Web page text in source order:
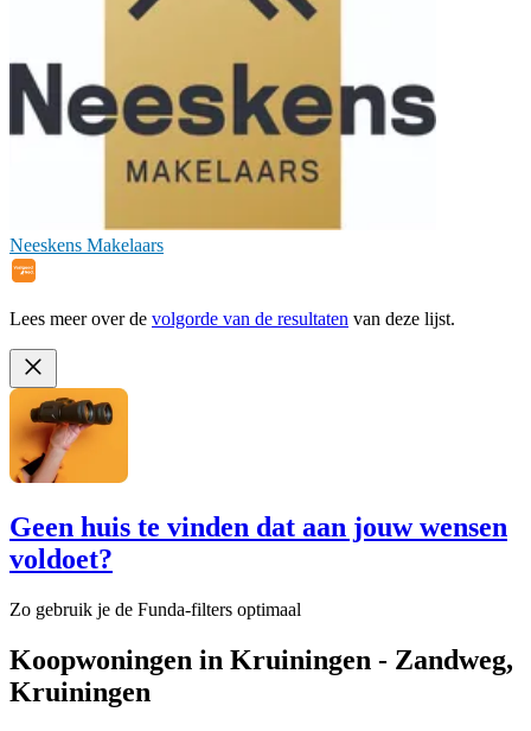
Neeskens Makelaars
Lees meer over de volgorde van de resultaten van deze lijst.
Geen huis te vinden dat aan jouw wensen
voldoet?
Zo gebruik je de Funda-filters optimaal
Koopwoningen in Kruiningen - Zandweg,
Kruiningen